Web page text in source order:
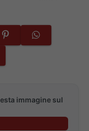
immagine sul